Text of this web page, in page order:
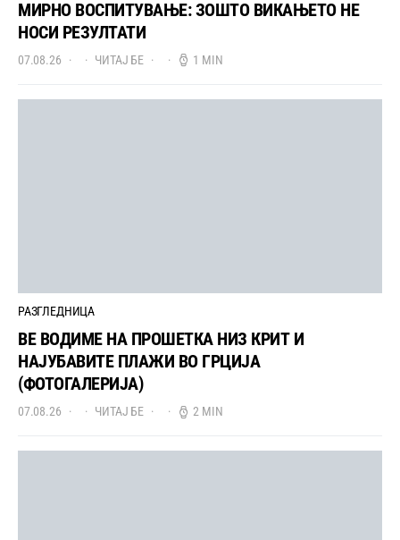
МИРНО ВОСПИТУВАЊЕ: ЗОШТО ВИКАЊЕТО НЕ
НОСИ РЕЗУЛТАТИ
07.08.26 ЧИТАЈ БЕ 1 MIN
РАЗГЛЕДНИЦА
ВЕ ВОДИМЕ НА ПРОШЕТКА НИЗ КРИТ И
НАЈУБАВИТЕ ПЛАЖИ ВО ГРЦИЈА
(ФОТОГАЛЕРИЈА)
07.08.26 ЧИТАЈ БЕ 2 MIN